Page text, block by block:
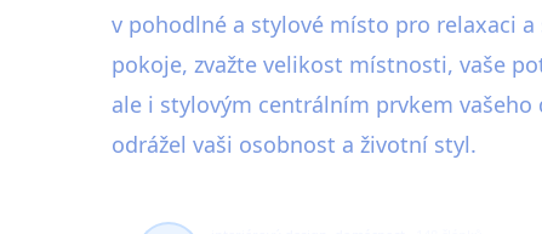
v pohodlné a stylové místo pro relaxaci
pokoje, zvažte velikost místnosti, vaše
ale i stylovým centrálním prvkem
odrážel vaši osobnost a životní styl.